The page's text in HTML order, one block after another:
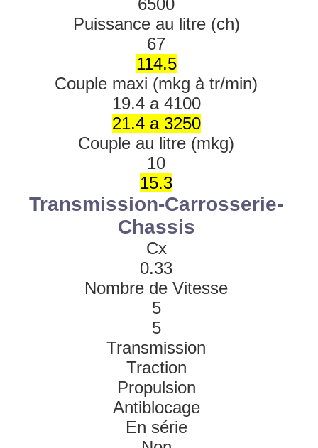
6500
Puissance au litre (ch)
67
114.5
Couple maxi (mkg à tr/min)
19.4 a 4100
21.4 a 3250
Couple au litre (mkg)
10
15.3
Transmission-Carrosserie-
Chassis
Cx
0.33
Nombre de Vitesse
5
5
Transmission
Traction
Propulsion
Antiblocage
En série